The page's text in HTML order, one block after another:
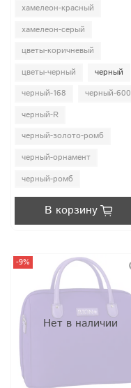
хамелеон-красный
хамелеон-серый
цветы-коричневый
цветы-черный
черный
черный-168
черный-600
черный-R
черный-золото-ромб
черный-орнамент
черный-ромб
В корзину
Нет в наличии
-9%